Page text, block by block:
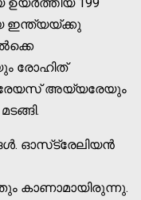
ഇന്ത്യയ്ക്കു
രോഹിത്
അയ്യരേയും
ഓസ്‌ട്രേലിയന്‍
കാണാമായിരുന്നു.